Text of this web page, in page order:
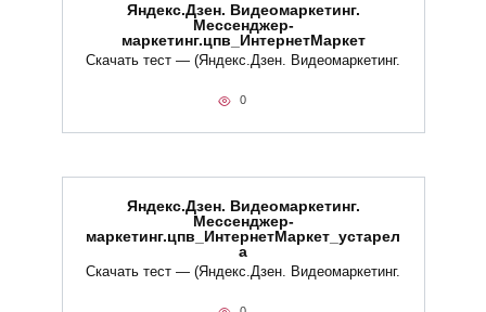
Яндекс.Дзен. Видеомаркетинг.
Мессенджер-
маркетинг.цпв_ИнтернетМаркет
Скачать тест — (Яндекс.Дзен. Видеомаркетинг.
0
Яндекс.Дзен. Видеомаркетинг.
Мессенджер-
маркетинг.цпв_ИнтернетМаркет_устарел
а
Скачать тест — (Яндекс.Дзен. Видеомаркетинг.